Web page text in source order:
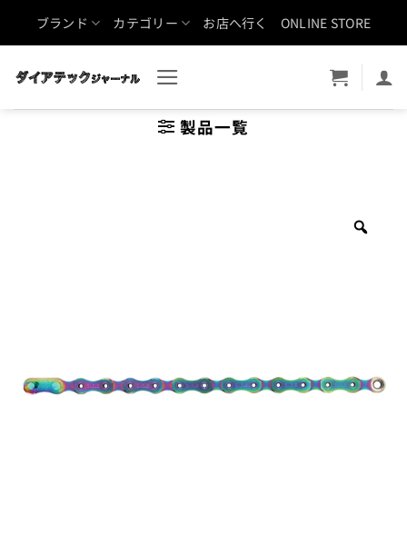
ブランド カテゴリー お店へ行く ONLINE STORE
製品一覧